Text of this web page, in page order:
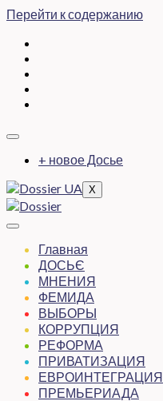
Перейти к содержанию
+ новое Досье
X
Главная
ДОСЬЄ
МНЕНИЯ
ФЕМИДА
ВЫБОРЫ
КОРРУПЦИЯ
РЕФОРМА
ПРИВАТИЗАЦИЯ
ЕВРОИНТЕГРАЦИЯ
ПРЕМЬЕРИАДА